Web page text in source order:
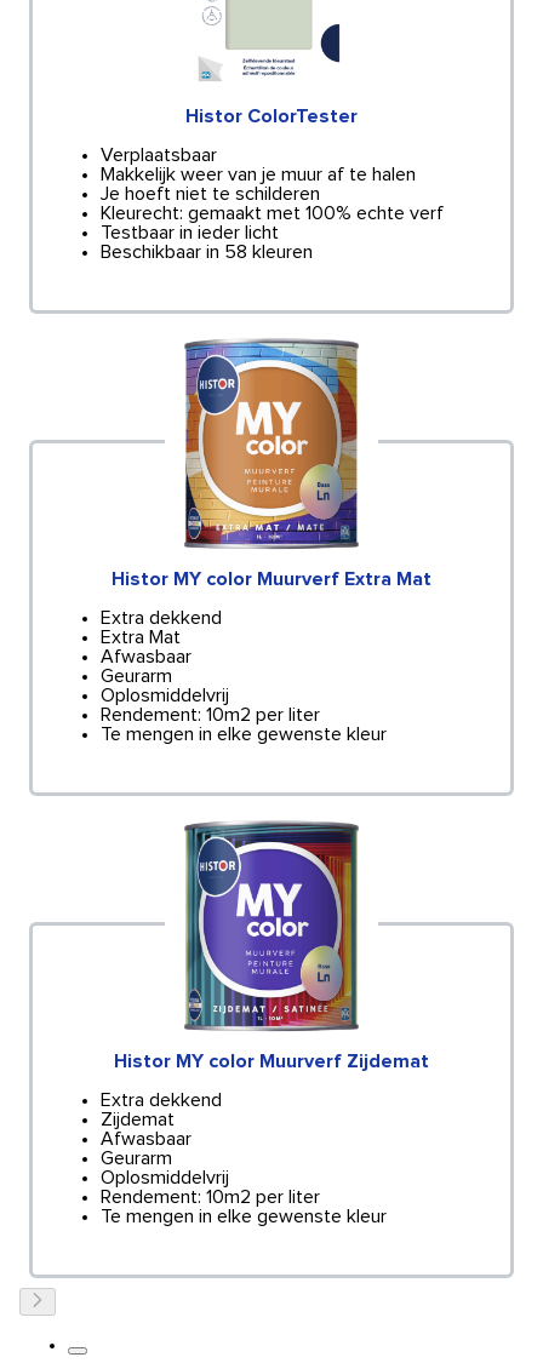
Histor ColorTester
Verplaatsbaar
Makkelijk weer van je muur af te halen
Je hoeft niet te schilderen
Kleurecht: gemaakt met 100% echte verf
Testbaar in ieder licht
Beschikbaar in 58 kleuren
Histor MY color Muurverf Extra Mat
Extra dekkend
Extra Mat
Afwasbaar
Geurarm
Oplosmiddelvrij
Rendement: 10m2 per liter
Te mengen in elke gewenste kleur
Histor MY color Muurverf Zijdemat
Extra dekkend
Zijdemat
Afwasbaar
Geurarm
Oplosmiddelvrij
Rendement: 10m2 per liter
Te mengen in elke gewenste kleur